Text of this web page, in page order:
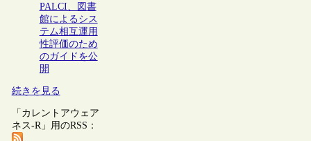
PALCI、図書
館によるシス
テム相互運用
性評価のため
のガイドを公
開
続きを見る
「カレントアウェア
ネス-R」用のRSS：